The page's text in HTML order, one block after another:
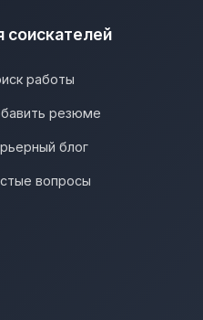
соискателей
работы
резюме
блог
вопросы